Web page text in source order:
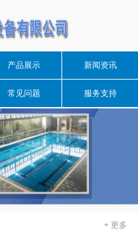
产品展示 新闻资讯
常见问题 服务支持
+ 更多